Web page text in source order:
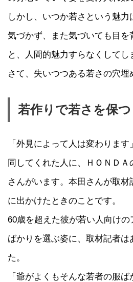
しかし、いつか若さという魅
気づかず、また気づいても目を
と、人間的魅力すらなくしてし
さて、失いつつある若さの穴埋
若作りで若さを保つ
「外見によって人は変わりま
同してくれた人に、ＨＯＮＤ
さんがいます。本田さんが取
に出かけたときのことです。
60歳を超えた彼が若い人向け
ばかりを選ぶ姿に、取材記者は
た。
「爺がよくもそんな若者の服